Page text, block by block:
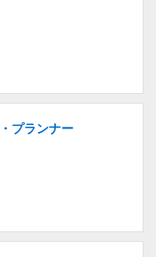
プランナー